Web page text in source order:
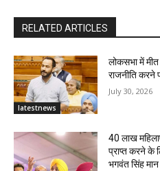
RELATED ARTICLES
latestnews
लोकसभा में
राजनीति करने
July 30, 2026
40 लाख
प्राप्त करने के
भगवंत सिंह मान